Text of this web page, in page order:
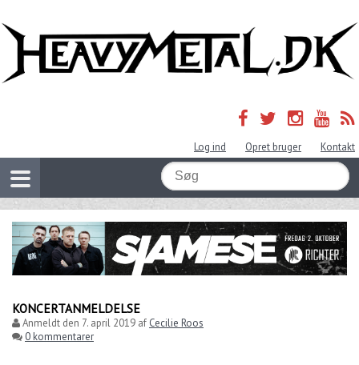
Log ind Opret bruger Kontakt
KONCERTANMELDELSE
Anmeldt den 7. april 2019 af Cecilie Roos
0 kommentarer